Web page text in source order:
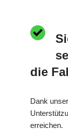
die
Dank
erreichen.